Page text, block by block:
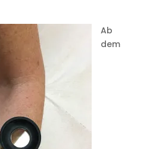
Ab
dem